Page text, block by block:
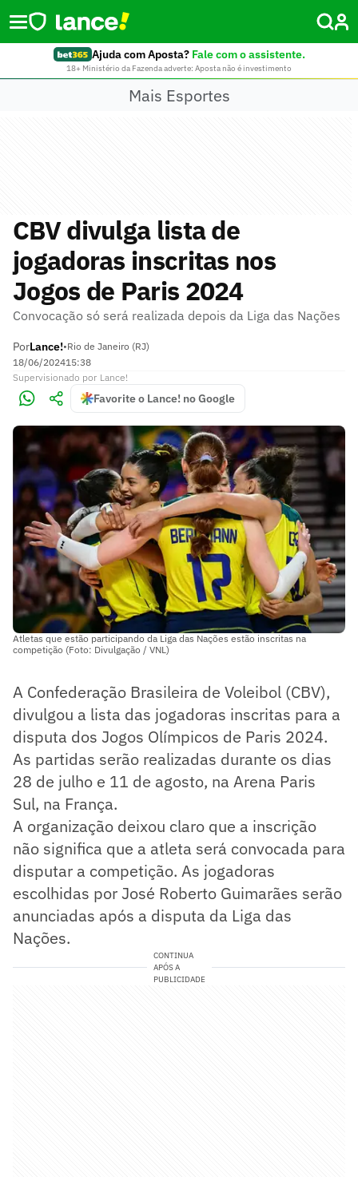
Ajuda com Aposta? Fale com o assistente.
18+ Ministério da Fazenda adverte: Aposta não é investimento
Mais Esportes
CBV divulga lista de
jogadoras inscritas nos
Jogos de Paris 2024
Convocação só será realizada depois da Liga das Nações
PorLance!•Rio de Janeiro (RJ)
18/06/202415:38
Supervisionado por Lance!
Favorite o Lance! no Google
Atletas que estão participando da Liga das Nações estão inscritas na
competição (Foto: Divulgação / VNL)
A Confederação Brasileira de Voleibol (CBV),
divulgou a lista das jogadoras inscritas para a
disputa dos Jogos Olímpicos de Paris 2024.
As partidas serão realizadas durante os dias
28 de julho e 11 de agosto, na Arena Paris
Sul, na França.
A organização deixou claro que a inscrição
não significa que a atleta será convocada para
disputar a competição. As jogadoras
escolhidas por José Roberto Guimarães serão
anunciadas após a disputa da Liga das
Nações.
CONTINUA
APÓS A
PUBLICIDADE